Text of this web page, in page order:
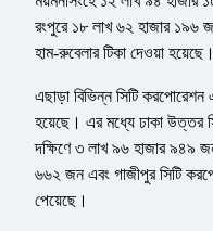
রংপুরে ১৮ লাখ ৬২ হাজার ১৯৬
হাম-রুবেলার টিকা দেওয়া হয়েছে।
এছাড়া বিভিন্ন সিটি করপোরেশন
হয়েছে। এর মধ্যে ঢাকা উত্তর
দক্ষিণে ৩ লাখ ৯৬ হাজার ৯৪৯
৬৬২ জন এবং গাজীপুর সিটি
পেয়েছে।